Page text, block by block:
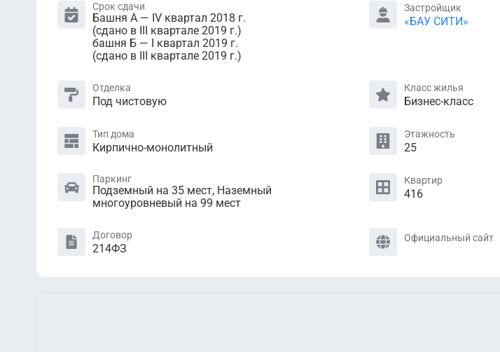
Срок сдачи
Башня А — IV квартал 2018 г.
(сдано в III квартале 2019 г.)
башня Б — I квартал 2019 г.
(сдано в III квартале 2019 г.)
Застройщик
«БАУ СИТИ»
Отделка
Под чистовую
Класс жилья
Бизнес-класс
Тип дома
Кирпично-монолитный
Этажность
25
Паркинг
Подземный на 35 мест, Наземный
многоуровневый на 99 мест
Квартир
416
Договор
214ФЗ
Официальный сайт